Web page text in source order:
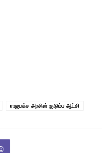
ராஜபக்ச அரசின் குடும்ப ஆட்சி